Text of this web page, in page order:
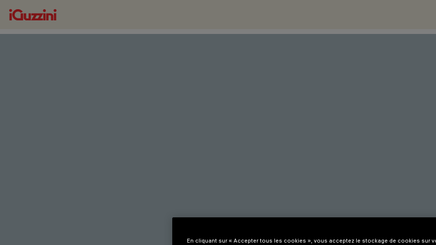
En cliquant sur « Accepter tous les cookies », vous acceptez le stockage de cookies sur